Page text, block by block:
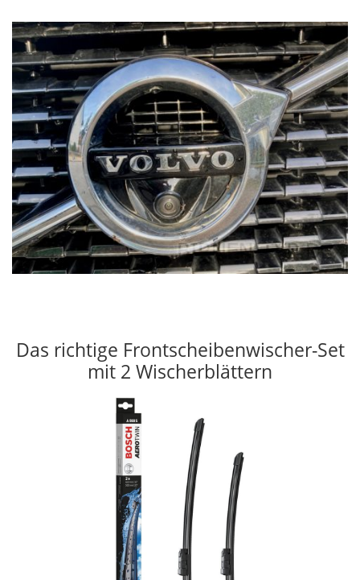
Das richtige Frontscheibenwischer-Set
mit 2 Wischerblättern